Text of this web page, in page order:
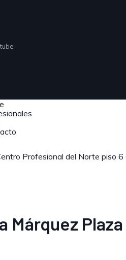
Profesional del Norte piso
Márquez Plaza